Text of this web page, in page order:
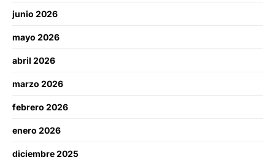
junio 2026
mayo 2026
abril 2026
marzo 2026
febrero 2026
enero 2026
diciembre 2025